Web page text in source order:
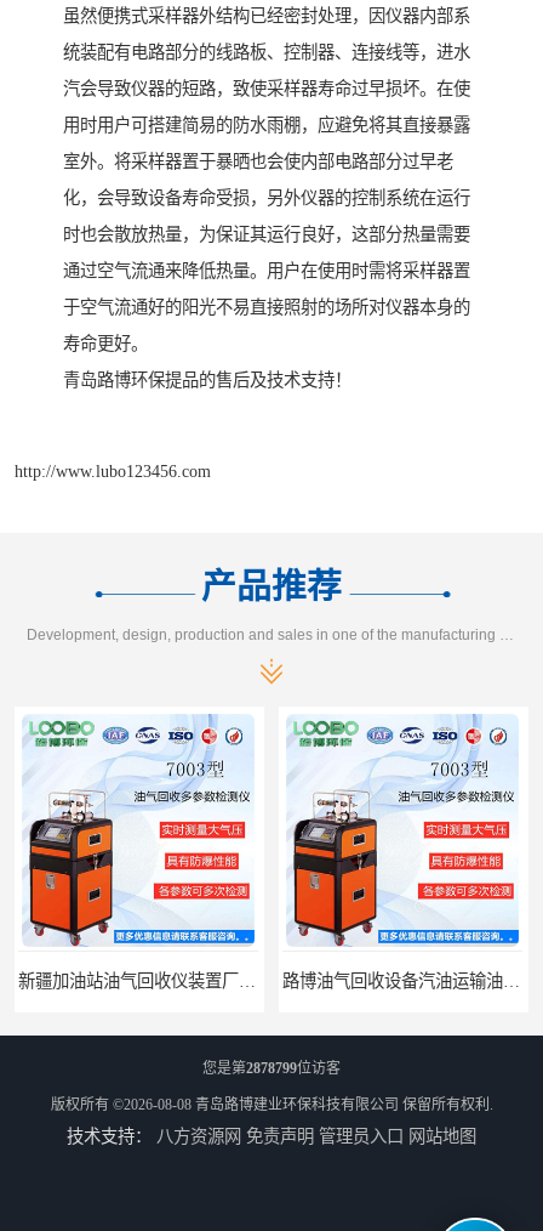
虽然便携式采样器外结构已经密封处理，因仪器内部系
统装配有电路部分的线路板、控制器、连接线等，进水
汽会导致仪器的短路，致使采样器寿命过早损坏。在使
用时用户可搭建简易的防水雨棚，应避免将其直接暴露
室外。将采样器置于暴晒也会使内部电路部分过早老
化，会导致设备寿命受损，另外仪器的控制系统在运行
时也会散放热量，为保证其运行良好，这部分热量需要
通过空气流通来降低热量。用户在使用时需将采样器置
于空气流通好的阳光不易直接照射的场所对仪器本身的
寿命更好。
青岛路博环保提品的售后及技术支持！
http://www.lubo123456.com
产品推荐
您是第2878799位访客
版权所有 ©2026-08-08 青岛路博建业环保科技有限公司 保留所有权利.
技术支持： 八方资源网 免责声明 管理员入口 网站地图